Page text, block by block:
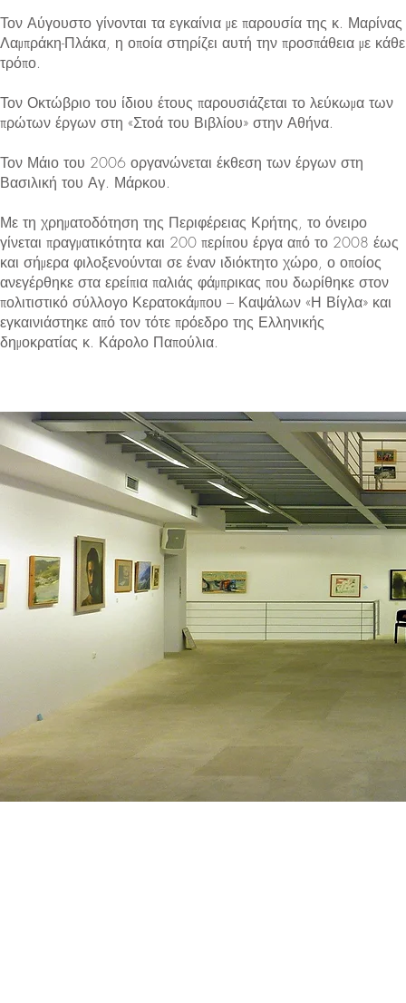
Τον Αύγουστο γίνονται τα εγκαίνια με παρουσία της κ. Μαρίνας
Λαμπράκη-Πλάκα, η οποία στηρίζει αυτή την προσπάθεια με κάθε
τρόπο.
Τον Οκτώβριο του ίδιου έτους παρουσιάζεται το λεύκωμα των
πρώτων έργων στη «Στοά του Βιβλίου» στην Αθήνα.
Τον Μάιο του 2006 οργανώνεται έκθεση των έργων στη
Βασιλική του Αγ. Μάρκου.
Με τη χρηματοδότηση της Περιφέρειας Κρήτης, το όνειρο
γίνεται πραγματικότητα και 200 περίπου έργα από το 2008 έως
και σήμερα φιλοξενούνται σε έναν ιδιόκτητο χώρο, ο οποίος
ανεγέρθηκε στα ερείπια παλιάς φάμπρικας που δωρίθηκε στον
πολιτιστικό σύλλογο Κερατοκάμπου – Καψάλων «Η Βίγλα» και
εγκαινιάστηκε από τον τότε πρόεδρο της Ελληνικής
δημοκρατίας κ. Κάρολο Παπούλια.